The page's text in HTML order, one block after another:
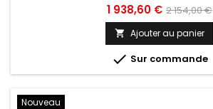
Prix
1 938,60 € Prix
de
base
2 154,00 €
 Ajouter au panier
 Sur commande
Nouveau